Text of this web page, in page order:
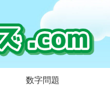
数字問題